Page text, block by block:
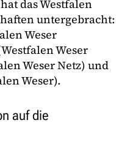
das Westfalen
untergebracht:
Weser
Weser
Weser Netz) und
Weser).
auf die